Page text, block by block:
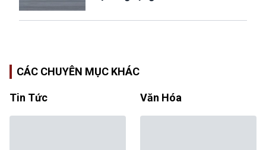
CÁC CHUYÊN MỤC KHÁC
Tin Tức Văn Hóa